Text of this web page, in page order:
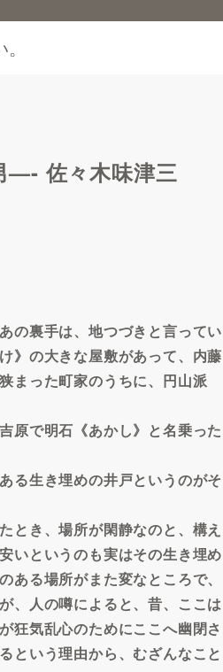
—- 佐々木味津三
の裏手は、地つづきと言ってい
》の大きな屋敷があって、内藤
まった町家のうちに、円山派
原で明石《あかし》と名乗った
る生き埋めの井戸というのがそ
とき、場所が閑静なのと、構え
いというのも実はその生き埋め
る場所がまた変なところで、
、人の噂によると、昔、ここは
狂気乱心のためにここへ幽閉さ
という理由から、むざんなこと